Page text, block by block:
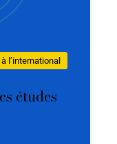
l’international
études